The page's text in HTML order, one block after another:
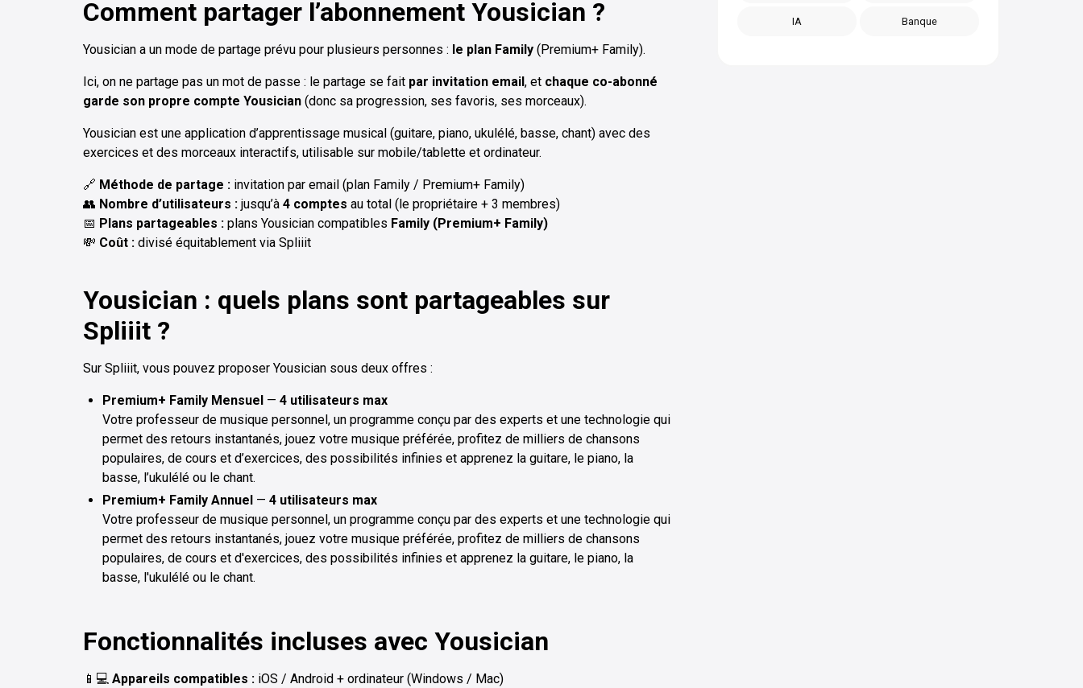
Comment partager l’abonnement Yousician ?
Yousician a un mode de partage prévu pour plusieurs personnes : le plan Family (Premium+ Family).
Ici, on ne partage pas un mot de passe : le partage se fait par invitation email , et chaque co-abonné
garde son propre compte Yousician (donc sa progression, ses favoris, ses morceaux).
Yousician est une application d’apprentissage musical (guitare, piano, ukulélé, basse, chant) avec des
exercices et des morceaux interactifs, utilisable sur mobile/tablette et ordinateur.
🔗 Méthode de partage : invitation par email (plan Family / Premium+ Family)
👥 Nombre d’utilisateurs : jusqu’à 4 comptes au total (le propriétaire + 3 membres)
📅 Plans partageables : plans Yousician compatibles Family (Premium+ Family)
💸 Coût : divisé équitablement via Spliiit
Yousician : quels plans sont partageables sur
Spliiit ?
Sur Spliiit, vous pouvez proposer Yousician sous deux offres :
Premium+ Family Mensuel — 4 utilisateurs max
Votre professeur de musique personnel, un programme conçu par des experts et une technologie qui
permet des retours instantanés, jouez votre musique préférée, profitez de milliers de chansons
populaires, de cours et d’exercices, des possibilités infinies et apprenez la guitare, le piano, la
basse, l’ukulélé ou le chant.
Premium+ Family Annuel — 4 utilisateurs max
Votre professeur de musique personnel, un programme conçu par des experts et une technologie qui
permet des retours instantanés, jouez votre musique préférée, profitez de milliers de chansons
populaires, de cours et d'exercices, des possibilités infinies et apprenez la guitare, le piano, la
basse, l'ukulélé ou le chant.
Fonctionnalités incluses avec Yousician
📱💻 Appareils compatibles : iOS / Android + ordinateur (Windows / Mac)
IA Banque